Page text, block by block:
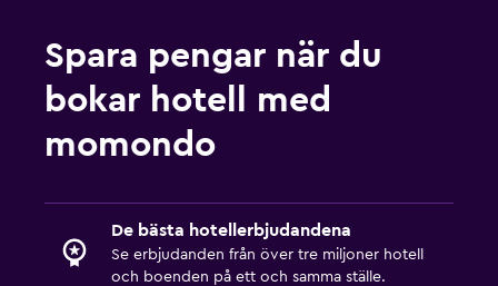
Spara pengar när du
bokar hotell med
momondo
De bästa hotellerbjudandena
Se erbjudanden från över tre miljoner hotell
och boenden på ett och samma ställe.